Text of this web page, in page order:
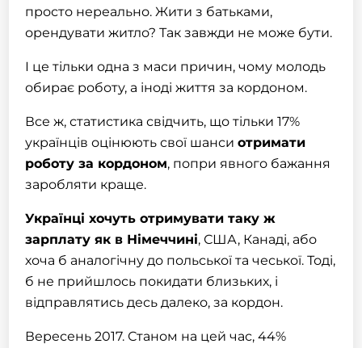
просто нереально. Жити з батьками,
орендувати житло? Так завжди не може бути.
І це тільки одна з маси причин, чому молодь
обирає роботу, а іноді життя за кордоном.
Все ж, статистика свідчить, що тільки 17%
українців оцінюють свої шансиотримати
роботу за кордоном, попри явного бажання
заробляти краще.
Українці хочуть отримувати таку ж
зарплату як в Німеччині, США, Канаді, або
хоча б аналогічну до польської та чеської. Тоді,
б не прийшлось покидати близьких, і
відправлятись десь далеко, за кордон.
Вересень 2017. Станом на цей час, 44%